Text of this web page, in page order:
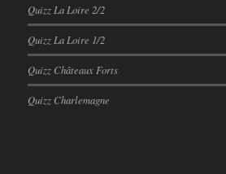
Quizz La Loire 2/2
Quizz La Loire 1/2
Quizz Châteaux Forts
Quizz Charlemagne